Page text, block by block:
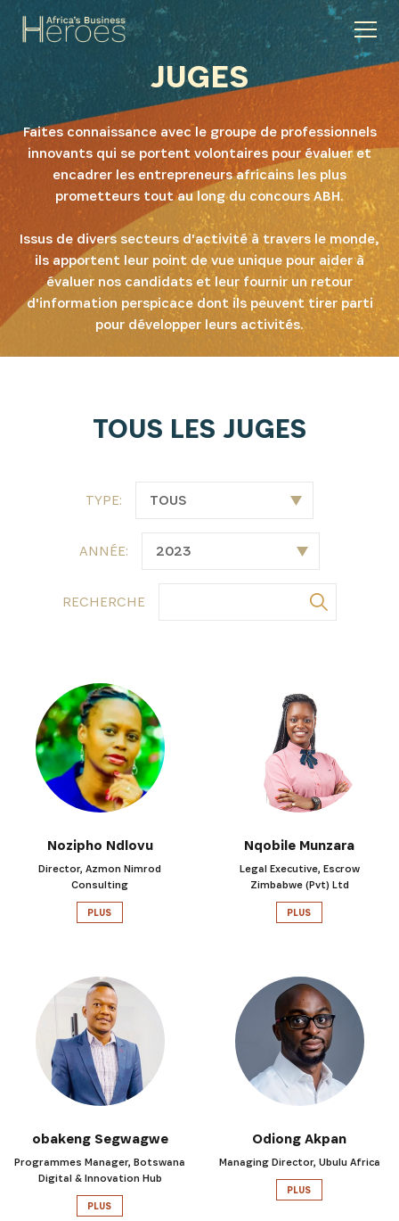
JUGES
Faites connaissance avec le groupe de professionnels
innovants qui se portent volontaires pour évaluer et
encadrer les entrepreneurs africains les plus
prometteurs tout au long du concours ABH.
Issus de divers secteurs d'activité à travers le monde,
ils apportent leur point de vue unique pour aider à
évaluer nos candidats et leur fournir un retour
d'information perspicace dont ils peuvent tirer parti
pour développer leurs activités.
TOUS LES JUGES
TYPE:
ANNÉE:
RECHERCHE
Nozipho Ndlovu
Director, Azmon Nimrod
Consulting
PLUS
Nqobile Munzara
Legal Executive, Escrow
Zimbabwe (Pvt) Ltd
PLUS
obakeng Segwagwe
Programmes Manager, Botswana
Digital & Innovation Hub
PLUS
Odiong Akpan
Managing Director, Ubulu Africa
PLUS